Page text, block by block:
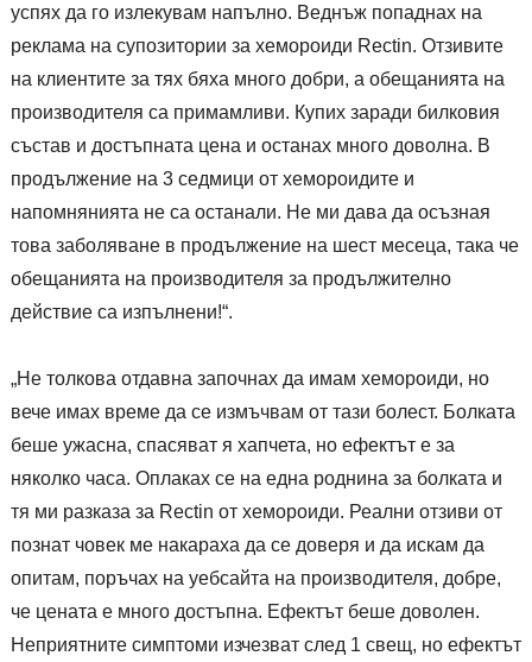
успях да го излекувам напълно. Веднъж попаднах на
реклама на супозитории за хемороиди Rectin. Отзивите
на клиентите за тях бяха много добри, а обещанията на
производителя са примамливи. Купих заради билковия
състав и достъпната цена и останах много доволна. В
продължение на 3 седмици от хемороидите и
напомнянията не са останали. Не ми дава да осъзная
това заболяване в продължение на шест месеца, така че
обещанията на производителя за продължително
действие са изпълнени!“.
„Не толкова отдавна започнах да имам хемороиди, но
вече имах време да се измъчвам от тази болест. Болката
беше ужасна, спасяват я хапчета, но ефектът е за
няколко часа. Оплаках се на една роднина за болката и
тя ми разказа за Rectin от хемороиди. Реални отзиви от
познат човек ме накараха да се доверя и да искам да
опитам, поръчах на уебсайта на производителя, добре,
че цената е много достъпна. Ефектът беше доволен.
Неприятните симптоми изчезват след 1 свещ, но ефектът